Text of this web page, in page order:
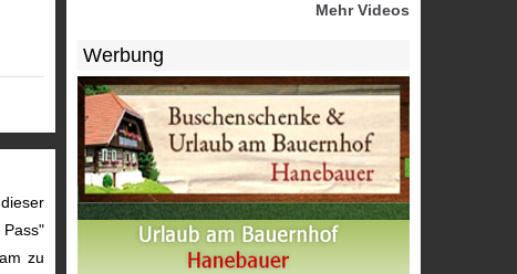
zu
Mehr Videos
Werbung